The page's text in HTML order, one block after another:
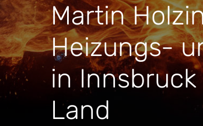
Martin
Heizungs-
in
Land